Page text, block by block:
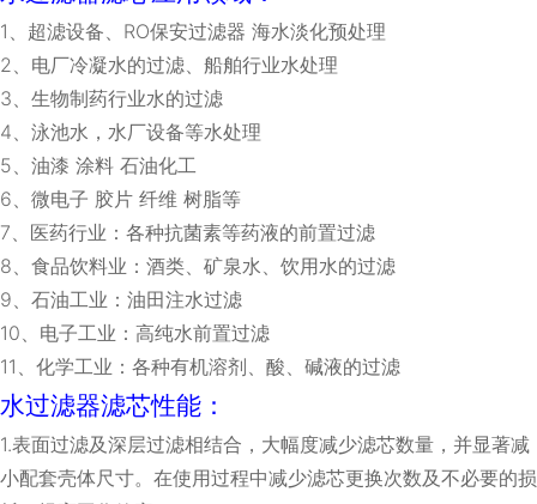
1 、超滤设备、 RO保安过滤器 海水淡化预处理
2 、电厂冷凝水的过滤、船舶行业水处理
3 、生物制药行业水的过滤
4 、泳池水，水厂设备等水处理
5 、油漆 涂料 石油化工
6 、微电子 胶片 纤维 树脂等
7
医药行业：各种抗菌素等药液的前置过滤
8
食品饮料业：酒类、矿泉水、饮用水的过滤
9
石油工业：油田注水过滤
10 、电子工业：高纯水前置过滤
11
化学工业：各种有机溶剂、酸、碱液的过滤
水过滤器滤芯性能：
1.表面过滤及深层过滤相结合，大幅度减少滤芯数量，并显著减
小配套壳体尺寸。在使用过程中减少滤芯更换次数及不必要的损